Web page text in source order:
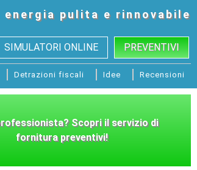
energia pulita e rinnovabile
SIMULATORI ONLINE PREVENTIVI
Detrazioni fiscali Idee Recensioni